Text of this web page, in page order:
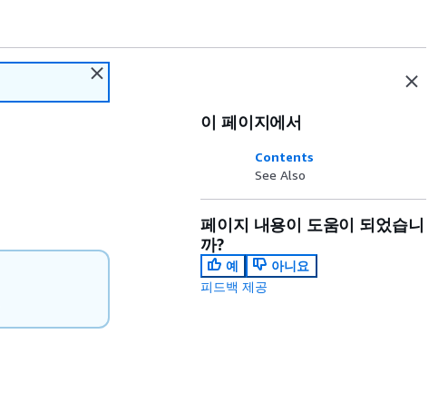
이 페이지에서
Contents
See Also
페이지 내용이 도움이 되었습니
까?
예
아니요
피드백 제공